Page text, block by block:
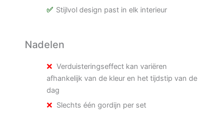
Stijlvol design past in elk interieur
Nadelen
Verduisteringseffect kan variëren
afhankelijk van de kleur en het tijdstip van de
dag
Slechts één gordijn per set